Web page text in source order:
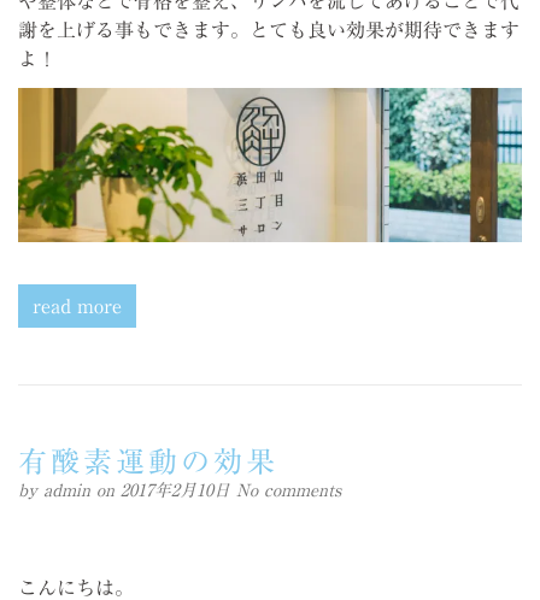
謝を上げる事もできます。とても良い効果が期待できます
よ！
read more
有酸素運動の効果
by admin on 2017年2月10日 No comments
こんにちは。